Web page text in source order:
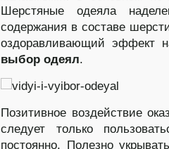
Шерстяные одеяла
содержания в составе
оздоравливающий эффект
выбор одеял.
Позитивное воздействие
следует только
постоянно. Полезно